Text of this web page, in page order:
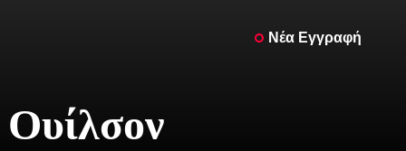
Νέα Εγγραφή
με κινητήρα V12 είναι πλέον πραγματικό – MotorBiscuit